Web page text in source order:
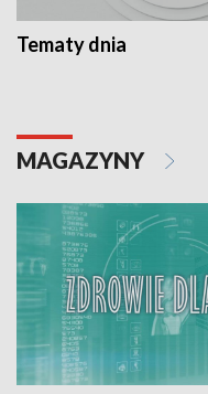
Tematy dnia
MAGAZYNY